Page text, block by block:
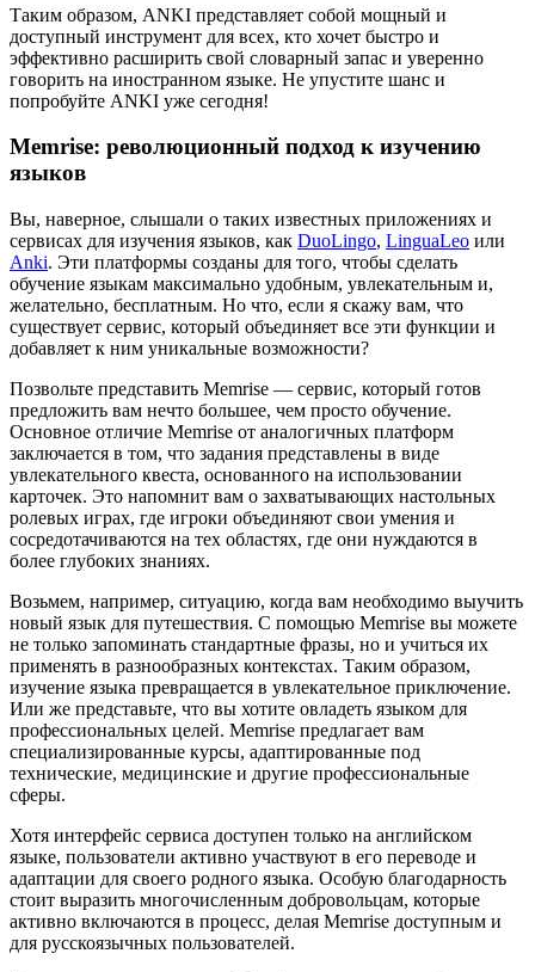
Таким образом, ANKI представляет собой мощный и
доступный инструмент для всех, кто хочет быстро и
эффективно расширить свой словарный запас и уверенно
говорить на иностранном языке. Не упустите шанс и
попробуйте ANKI уже сегодня!
Memrise: революционный подход к изучению
языков
Вы, наверное, слышали о таких известных приложениях и
сервисах для изучения языков, как DuoLingo, LinguaLeo или
Anki. Эти платформы созданы для того, чтобы сделать
обучение языкам максимально удобным, увлекательным и,
желательно, бесплатным. Но что, если я скажу вам, что
существует сервис, который объединяет все эти функции и
добавляет к ним уникальные возможности?
Позвольте представить Memrise — сервис, который готов
предложить вам нечто большее, чем просто обучение.
Основное отличие Memrise от аналогичных платформ
заключается в том, что задания представлены в виде
увлекательного квеста, основанного на использовании
карточек. Это напомнит вам о захватывающих настольных
ролевых играх, где игроки объединяют свои умения и
сосредотачиваются на тех областях, где они нуждаются в
более глубоких знаниях.
Возьмем, например, ситуацию, когда вам необходимо выучить
новый язык для путешествия. С помощью Memrise вы можете
не только запоминать стандартные фразы, но и учиться их
применять в разнообразных контекстах. Таким образом,
изучение языка превращается в увлекательное приключение.
Или же представьте, что вы хотите овладеть языком для
профессиональных целей. Memrise предлагает вам
специализированные курсы, адаптированные под
технические, медицинские и другие профессиональные
сферы.
Хотя интерфейс сервиса доступен только на английском
языке, пользователи активно участвуют в его переводе и
адаптации для своего родного языка. Особую благодарность
стоит выразить многочисленным добровольцам, которые
активно включаются в процесс, делая Memrise доступным и
для русскоязычных пользователей.